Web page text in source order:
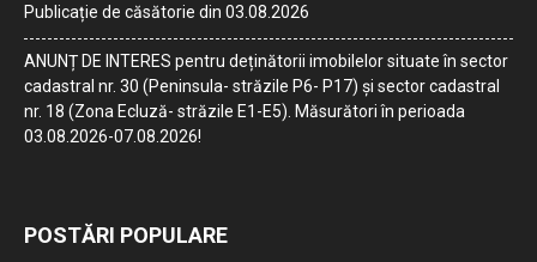
Publicație de căsătorie din 03.08.2026
ANUNȚ DE INTERES pentru deținătorii imobilelor situate în sector
cadastral nr. 30 (Peninsula- străzile P6- P17) și sector cadastral
nr. 18 (Zona Ecluză- străzile E1-E5). Măsurători în perioada
03.08.2026-07.08.2026!
POSTĂRI POPULARE